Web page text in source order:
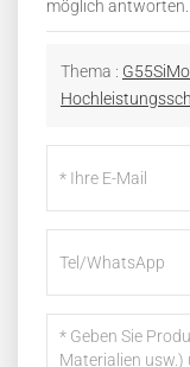
möglich antworten.
Thema :